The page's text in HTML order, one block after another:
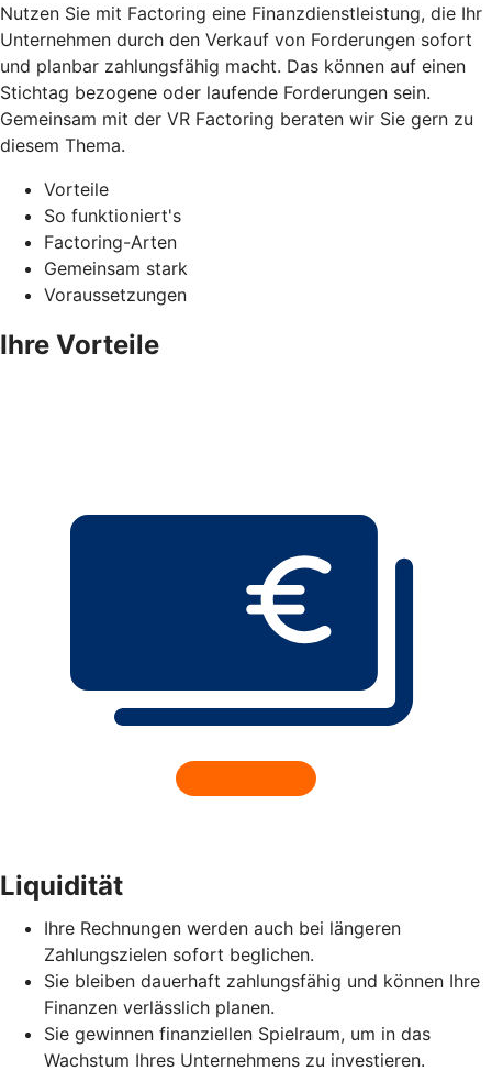
Nutzen Sie mit Factoring eine Finanzdienstleistung, die Ihr
Unternehmen durch den Verkauf von Forderungen sofort
und planbar zahlungsfähig macht. Das können auf einen
Stichtag bezogene oder laufende Forderungen sein.
Gemeinsam mit der VR Factoring beraten wir Sie gern zu
diesem Thema.
Vorteile
So funktioniert's
Factoring-Arten
Gemeinsam stark
Voraussetzungen
Ihre Vorteile
Liquidität
Ihre Rechnungen werden auch bei längeren
Zahlungszielen sofort beglichen.
Sie bleiben dauerhaft zahlungsfähig und können Ihre
Finanzen verlässlich planen.
Sie gewinnen finanziellen Spielraum, um in das
Wachstum Ihres Unternehmens zu investieren.